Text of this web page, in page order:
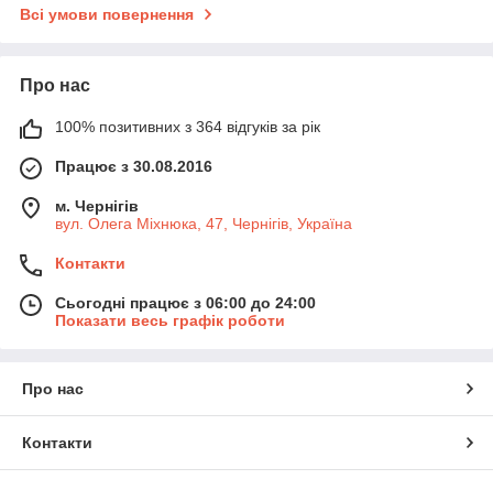
Всі умови повернення
Про нас
100% позитивних з 364 відгуків за рік
Працює з 30.08.2016
м. Чернігів
вул. Олега Міхнюка, 47, Чернігів, Україна
Контакти
Сьогодні працює з 06:00 до 24:00
Показати весь графік роботи
Про нас
Контакти